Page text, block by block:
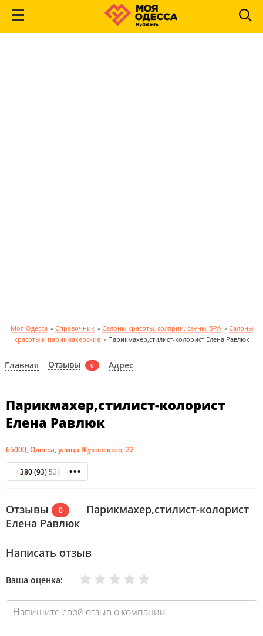
Моя Одесса » Справочник » Салоны красоты, солярии, сауны, SPA » Салоны
красоты и парикмахерские » Парикмахер,стилист-колорист Елена Равлюк
Главная Отзывы 0 Адрес
Парикмахер,стилист-колорист
Елена Равлюк
65000, Одесса, улица Жуковского, 22
+380 (93) 528 09 23 Елена мастер парикмахер
Отзывы 0
Парикмахер,стилист-колорист
Елена Равлюк
Написать отзыв
Ваша оценка: Отлично
Хорошо
Нормально
Плохо
Очень плохо